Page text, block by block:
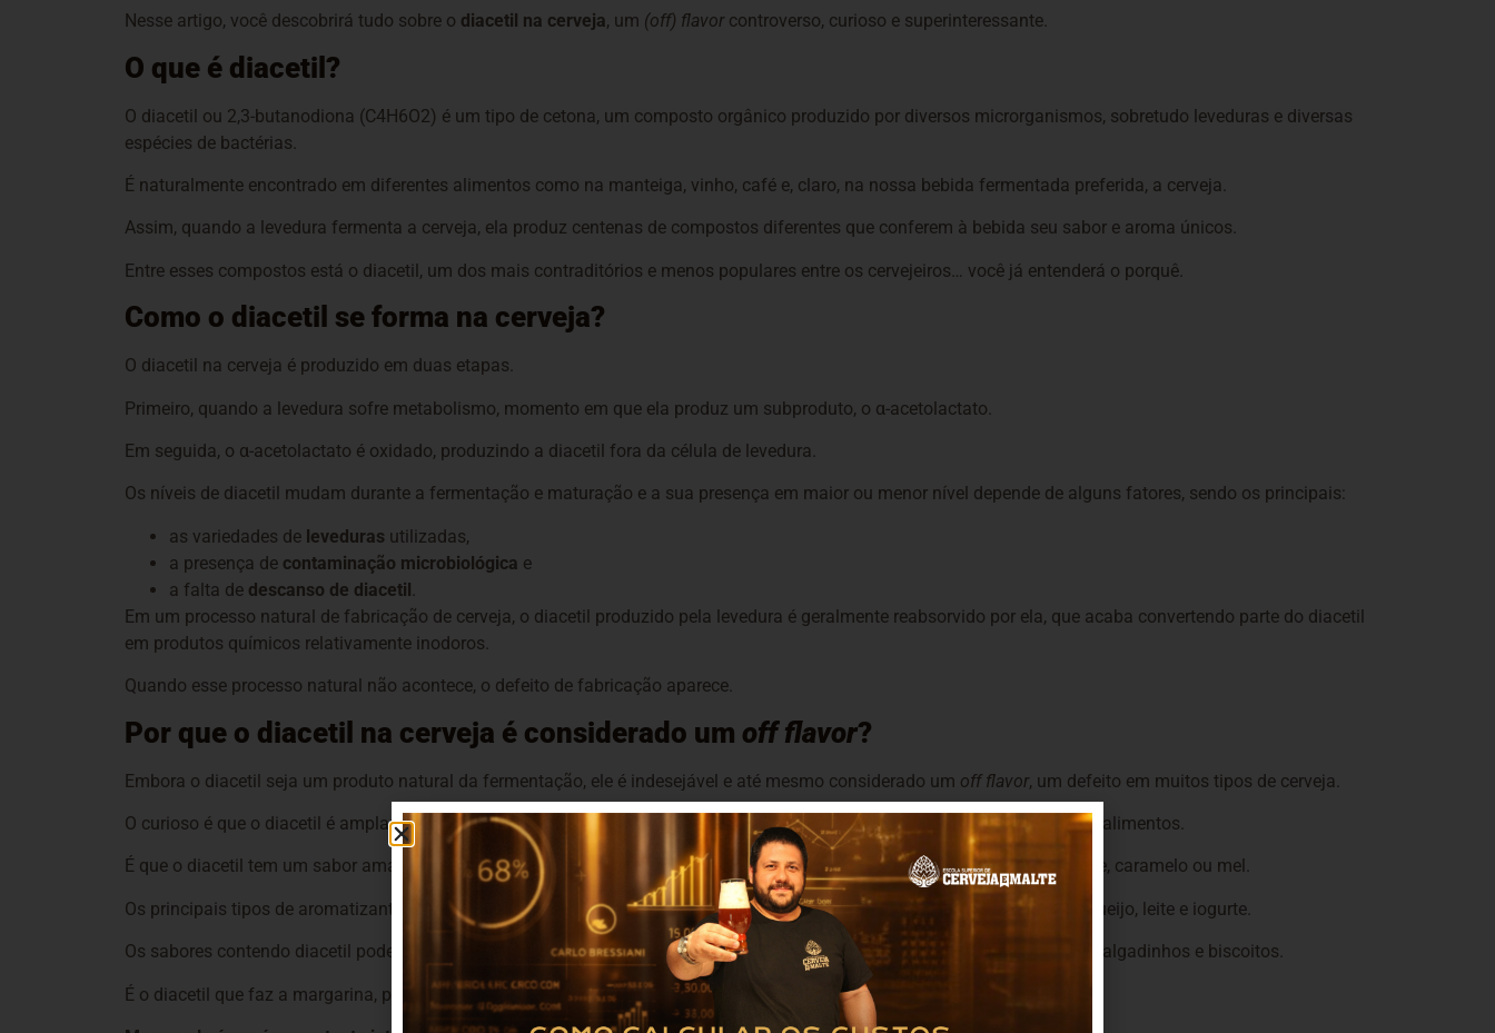
Nesse artigo, você descobrirá tudo sobre o diacetil na cerveja, um (off) flavor controverso, curioso e superinteressante.
O que é diacetil?
O diacetil ou 2,3-butanodiona (C4H6O2) é um tipo de cetona, um composto orgânico produzido por diversos microrganismos, sobretudo leveduras e diversas
espécies de bactérias.
É naturalmente encontrado em diferentes alimentos como na manteiga, vinho, café e, claro, na nossa bebida fermentada preferida, a cerveja.
Assim, quando a levedura fermenta a cerveja, ela produz centenas de compostos diferentes que conferem à bebida seu sabor e aroma únicos.
Entre esses compostos está o diacetil, um dos mais contraditórios e menos populares entre os cervejeiros… você já entenderá o porquê.
Como o diacetil se forma na cerveja?
O diacetil na cerveja é produzido em duas etapas.
Primeiro, quando a levedura sofre metabolismo, momento em que ela produz um subproduto, o α-acetolactato.
Em seguida, o α-acetolactato é oxidado, produzindo a diacetil fora da célula de levedura.
Os níveis de diacetil mudam durante a fermentação e maturação e a sua presença em maior ou menor nível depende de alguns fatores, sendo os principais:
as variedades de leveduras utilizadas,
a presença de contaminação microbiológica e
a falta de descanso de diacetil
Em um processo natural de fabricação de cerveja, o diacetil produzido pela levedura é geralmente reabsorvido por ela, que acaba convertendo parte do diacetil
em produtos químicos relativamente inodoros.
Quando esse processo natural não acontece, o defeito de fabricação aparece.
Por que o diacetil na cerveja é considerado um off flavor?
Embora o diacetil seja um produto natural da fermentação, ele é indesejável e até mesmo considerado um off flavor, um defeito em muitos tipos de cerveja.
O curioso é que o diacetil é amplamente utilizado – leia-se, artificialmente acrescentado – como um agente aromatizante de alimentos.
É que o diacetil tem um sabor amanteigado pronunciado, um amanteigado artificial, que pode lembrar também creme de leite, caramelo ou mel.
Os principais tipos de aromatizantes que usam diacetil são os de lácteos, principalmente os de manteiga, mas também de queijo, leite e iogurte.
Os sabores contendo diacetil podem ser encontrados na pipoca de micro-ondas, temperos em pó do macarrão instantâneo, salgadinhos e biscoitos.
É o diacetil que faz a margarina, por exemplo, ter gosto de manteiga.